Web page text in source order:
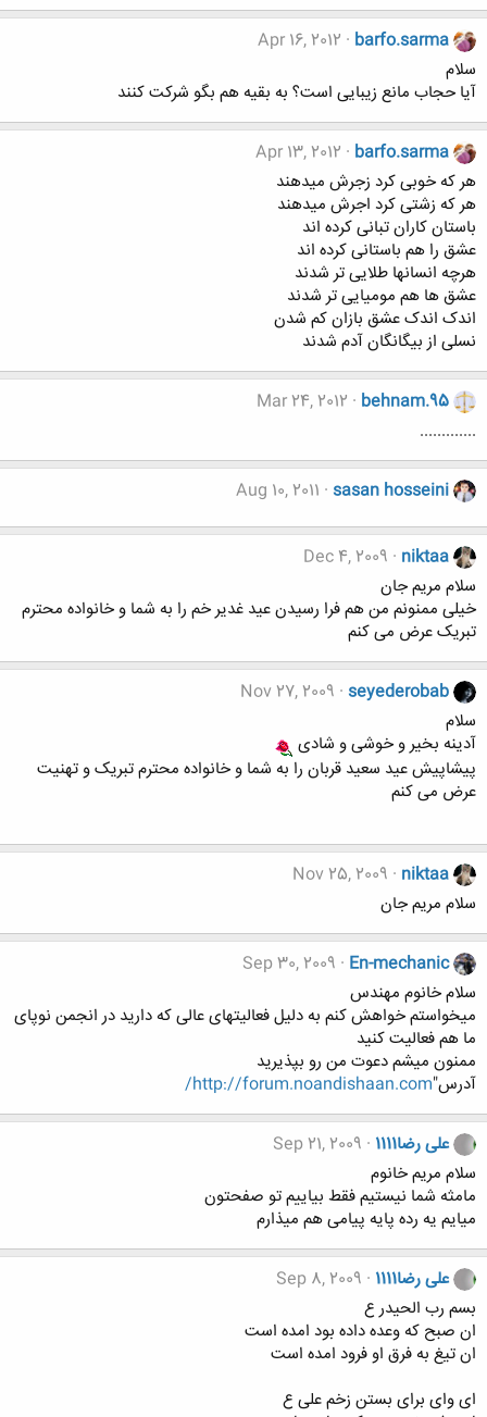
barfo.sarma
Apr 16, 2012
سلام
آیا حجاب مانع زیبایی است؟ به بقیه هم بگو شرکت کنند
barfo.sarma
Apr 13, 2012
هر که خوبی کرد زجرش میدهند
هر که زشتی کرد اجرش میدهند
باستان کاران تبانی کرده اند
عشق را هم باستانی کرده اند
هرچه انسانها طلایی تر شدند
عشق ها هم مومیایی تر شدند
اندک اندک عشق بازان کم شدن
نسلی از بیگانگان آدم شدند
behnam.95
Mar 24, 2012
.............
sasan hosseini
Aug 10, 2011
niktaa
Dec 4, 2009
سلام مریم جان
خیلی ممنونم من هم فرا رسیدن عید غدیر خم را به شما و خانواده محترم
تبریک عرض می کنم
seyederobab
Nov 27, 2009
سلام
آدینه بخیر و خوشی و شادی
پیشاپیش عید سعید قربان را به شما و خانواده محترم تبریک و تهنیت
عرض می کنم
niktaa
Nov 25, 2009
سلام مریم جان
En-mechanic
Sep 30, 2009
سلام خانوم مهندس
میخواستم خواهش کنم به دلیل فعالیتهای عالی که دارید در انجمن نوپای
ما هم فعالیت کنید
ممنون میشم دعوت من رو بپذیرید
آدرس"http://forum.noandishaan.com/
علی رضا1111
Sep 21, 2009
سلام مریم خانوم
مامثه شما نیستیم فقط بیاییم تو صفحتون
میایم یه رده پایه پیامی هم میذارم
علی رضا1111
Sep 8, 2009
بسم رب الحیدر ع
ان صبح که وعده داده بود امده است
ان تیغ به فرق او فرود امده است
ای وای برای بستن زخم علی ع